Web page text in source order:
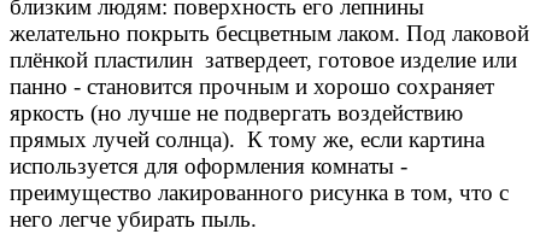
близким людям: поверхность его лепнины
желательно покрыть бесцветным лаком. Под лаковой
плёнкой пластилин затвердеет, готовое изделие или
панно - становится прочным и хорошо сохраняет
яркость (но лучше не подвергать воздействию
прямых лучей солнца). К тому же, если картина
используется для оформления комнаты -
преимущество лакированного рисунка в том, что с
него легче убирать пыль.